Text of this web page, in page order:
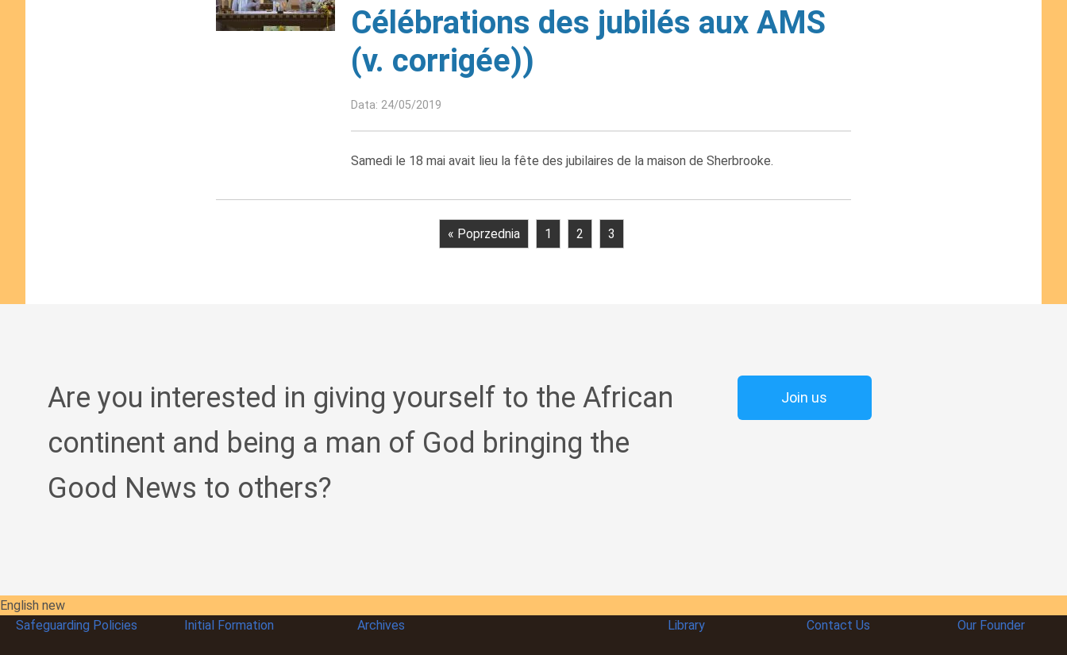
Célébrations des jubilés aux AMS
(v. corrigée))
Data: 24/05/2019
Samedi le 18 mai avait lieu la fête des jubilaires de la maison de Sherbrooke.
« Poprzednia 1 2 3
Are you interested in giving yourself to the African
continent and being a man of God bringing the
Good News to others?
Join us
English new
Safeguarding Policies
InitialFormation Archives Library Contact Us Our Founder